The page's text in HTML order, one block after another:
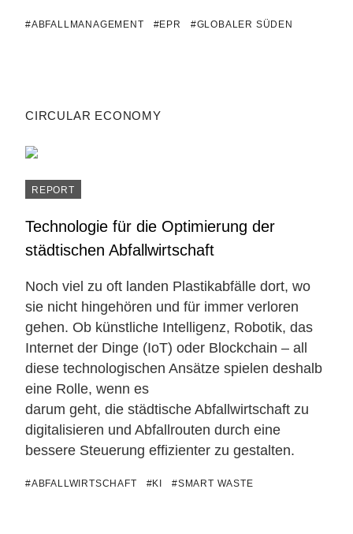
#ABFALLMANAGEMENT #EPR #GLOBALER SÜDEN
CIRCULAR ECONOMY
REPORT
Technologie für die Optimierung der
städtischen Abfallwirtschaft
Noch viel zu oft landen Plastikabfälle dort, wo
sie nicht hingehören und für immer verloren
gehen. Ob künstliche Intelligenz, Robotik, das
Internet der Dinge (IoT) oder Blockchain – all
diese technologischen Ansätze spielen deshalb
eine Rolle, wenn es
darum geht, die städtische Abfallwirtschaft zu
digitalisieren und Abfallrouten durch eine
bessere Steuerung effizienter zu gestalten.
#ABFALLWIRTSCHAFT #KI #SMART WASTE